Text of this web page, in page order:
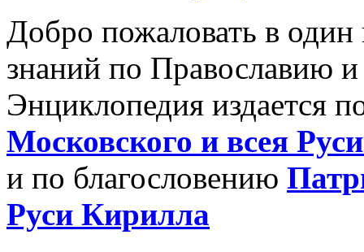
Добро пожаловать в
знаний по Православию
Энциклопедия издается
Московского и всея
и по благословению
Руси Кирилла